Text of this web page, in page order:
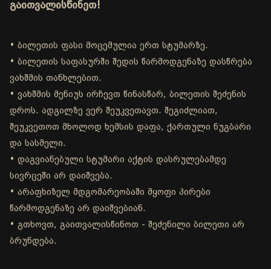
გაითვალისწინეთ!
• ბილეთის ფასი მოცემულია ერთ სტუმარზე.
• ბილეთის საფასურში შედის წარმოდგენაზე დასწრება
ვახშმის თანხლებით.
• ვახშმის მენიუს ირჩევთ წინასწარ, ბილეთის შეძენის
დროს. ადგილზე ვერ შეუკვეთავთ. შეგიძლიათ,
შეუკვეთოთ მხოლოდ ხემსის დაფა, ქართული ნუგბარი
და სასმელი.
• დაგვიანებული სტუმარი აქტის დასრულებამდე
სივრცეში არ დაიშვება.
• არაფხიზელ მდგომარეობაში მყოფი პირები
წარმოდგენაზე არ დაიშვებიან.
• გთხოვთ, გაითვალისწინოთ - შეძენილი ბილეთი არ
ბრუნდება.